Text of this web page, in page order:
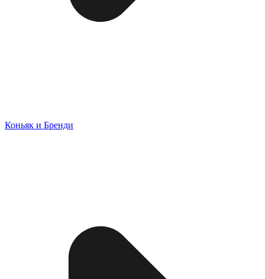
Коньяк и Бренди